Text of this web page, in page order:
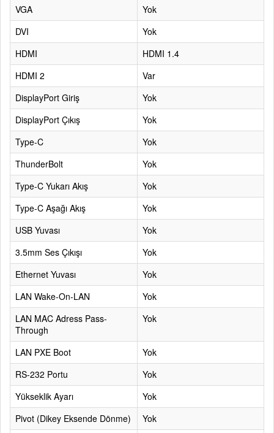
VGA
Yok
DVI
Yok
HDMI
HDMI 1.4
HDMI 2
Var
DisplayPort Giriş
Yok
DisplayPort Çıkış
Yok
Type-C
Yok
ThunderBolt
Yok
Type-C Yukarı Akış
Yok
Type-C Aşağı Akış
Yok
USB Yuvası
Yok
3.5mm Ses Çıkışı
Yok
Ethernet Yuvası
Yok
LAN Wake-On-LAN
Yok
LAN MAC Adress Pass-
Through
Yok
LAN PXE Boot
Yok
RS-232 Portu
Yok
Yükseklik Ayarı
Yok
Pivot (Dikey Eksende Dönme)
Yok